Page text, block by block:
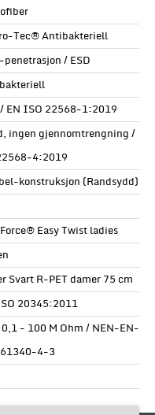
Tec® Antibakteriell
/ ESD
EN ISO 22568-1:2019
ingen gjennomtrengning /
4:2019
konstruksjon (Randsydd)
Easy Twist ladies
Svart R-PET damer 75 cm
20345:2011
0,1 - 100 M Ohm / NEN-EN-
4-3